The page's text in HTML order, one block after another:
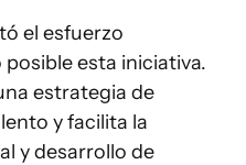
el esfuerzo
esta iniciativa.
estrategia de
y facilita la
y desarrollo de